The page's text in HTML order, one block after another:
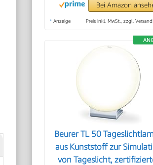
Bei Amazon
* Anzeige Preis inkl. MwSt., zzgl.
Beurer TL 50
aus Kunststoff zur
von Tageslicht,